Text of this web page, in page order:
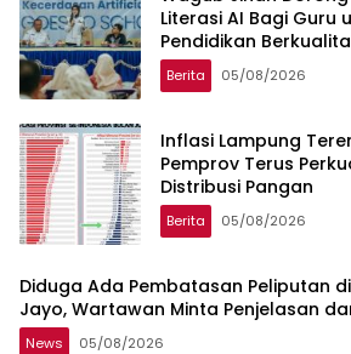
Literasi AI Bagi Guru
Pendidikan
Berita 05/08/2026
Inflasi Lampung
Pemprov Terus
Distribusi Pangan
Berita 05/08/2026
Diduga Ada Pembatasan Peliputan di
Jayo, Wartawan Minta Penjelasan
News 05/08/2026